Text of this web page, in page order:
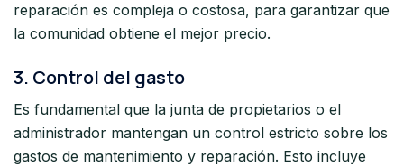
reparación es compleja o costosa, para garantizar que
la comunidad obtiene el mejor precio.
3. Control del gasto
Es fundamental que la junta de propietarios o el
administrador mantengan un control estricto sobre los
gastos de mantenimiento y reparación. Esto incluye